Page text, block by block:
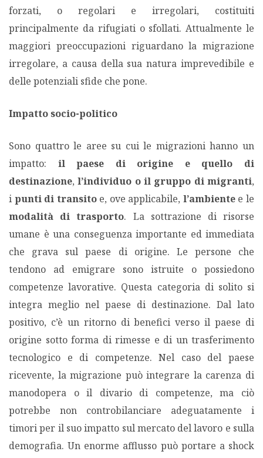
forzati, o regolari e irregolari, costituiti
principalmente da rifugiati o sfollati. Attualmente le
maggiori preoccupazioni riguardano la migrazione
irregolare, a causa della sua natura imprevedibile e
delle potenziali sfide che pone.
Impatto socio-politico
Sono quattro le aree su cui le migrazioni hanno un
impatto: il paese di origine e quello di
destinazione,l’individuo o il gruppo di migranti,
i punti di transitoe, ove applicabile, l’ambientee le
modalità di trasporto. La sottrazione di risorse
umane è una conseguenza importante ed immediata
che grava sul paese di origine. Le persone che
tendono ad emigrare sono istruite o possiedono
competenze lavorative. Questa categoria di solito si
integra meglio nel paese di destinazione. Dal lato
positivo, c’è un ritorno di benefici verso il paese di
origine sotto forma di rimesse e di un trasferimento
tecnologico e di competenze. Nel caso del paese
ricevente, la migrazione può integrare la carenza di
manodopera o il divario di competenze, ma ciò
potrebbe non controbilanciare adeguatamente i
timori per il suo impatto sul mercato del lavoro e sulla
demografia. Un enorme afflusso può portare a shock